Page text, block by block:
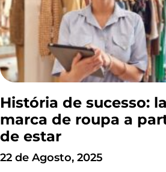
História de sucesso:
marca de roupa a
de estar
22 de Agosto, 2025